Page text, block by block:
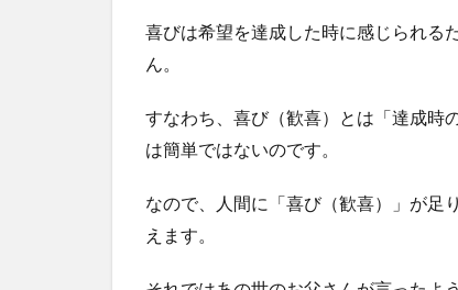
喜びは希望を達成した時に感じられる
ん。
すなわち、喜び（歓喜）とは「達成時
は簡単ではないのです。
なので、人間に「喜び（歓喜）」が足
えます。